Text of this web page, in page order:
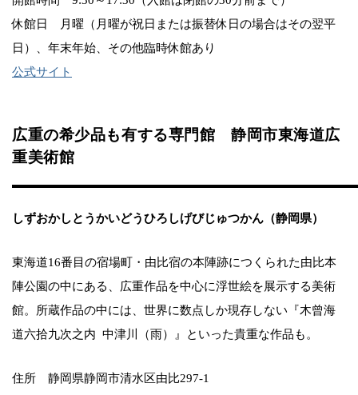
休館日 月曜（月曜が祝日または振替休日の場合はその翌平
日）、年末年始、その他臨時休館あり
公式サイト
広重の希少品も有する専門館 静岡市東海道広
重美術館
しずおかしとうかいどうひろしげびじゅつかん（静岡県）
東海道16番目の宿場町・由比宿の本陣跡につくられた由比本
陣公園の中にある、広重作品を中心に浮世絵を展示する美術
館。所蔵作品の中には、世界に数点しか現存しない『木曾海
道六拾九次之内 中津川（雨）』といった貴重な作品も。
住所 静岡県静岡市清水区由比297-1